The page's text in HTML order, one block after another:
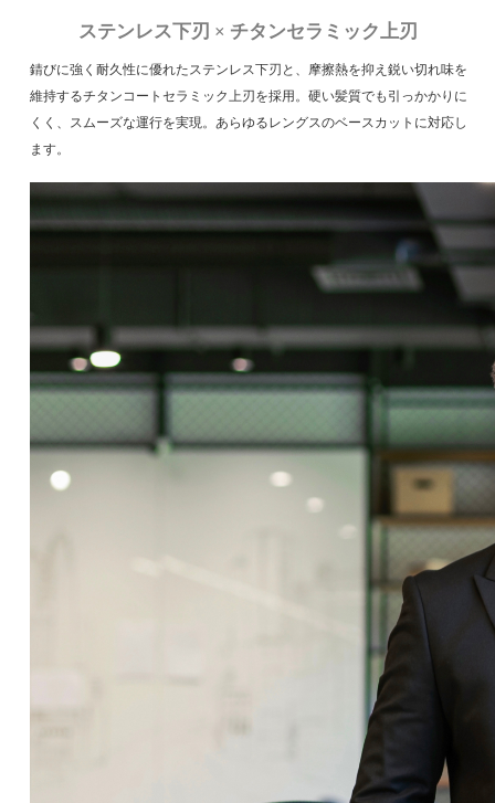
ステンレス下刃 × チタンセラミック上刃
錆びに強く耐久性に優れたステンレス下刃と、摩擦熱を抑え鋭い切れ味を
維持するチタンコートセラミック上刃を採用。硬い髪質でも引っかかりに
くく、スムーズな運行を実現。あらゆるレングスのベースカットに対応し
ます。